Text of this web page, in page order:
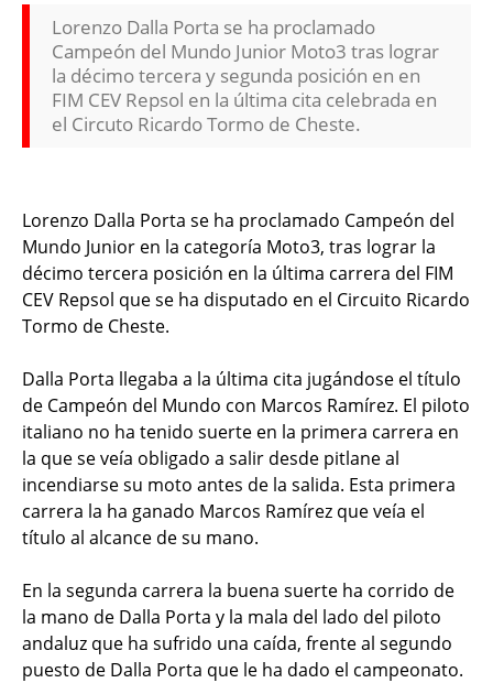
Lorenzo Dalla Porta se ha proclamado
Campeón del Mundo Junior Moto3 tras lograr
la décimo tercera y segunda posición en en
FIM CEV Repsol en la última cita celebrada en
el Circuto Ricardo Tormo de Cheste.
Lorenzo Dalla Porta se ha proclamado Campeón del
Mundo Junior en la categoría Moto3, tras lograr la
décimo tercera posición en la última carrera del FIM
CEV Repsol que se ha disputado en el Circuito Ricardo
Tormo de Cheste.
Dalla Porta llegaba a la última cita jugándose el título
de Campeón del Mundo con Marcos Ramírez. El piloto
italiano no ha tenido suerte en la primera carrera en
la que se veía obligado a salir desde pitlane al
incendiarse su moto antes de la salida. Esta primera
carrera la ha ganado Marcos Ramírez que veía el
título al alcance de su mano.
En la segunda carrera la buena suerte ha corrido de
la mano de Dalla Porta y la mala del lado del piloto
andaluz que ha sufrido una caída, frente al segundo
puesto de Dalla Porta que le ha dado el campeonato.